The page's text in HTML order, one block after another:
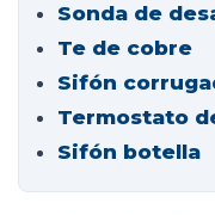
Sonda de
Te de cobre
Sifón
Termostato
Sifón botella